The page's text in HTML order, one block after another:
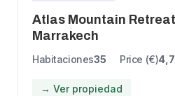
Atlas Mountain
Marrakech
Habitaciones35 Price (€)
→ Ver propiedad